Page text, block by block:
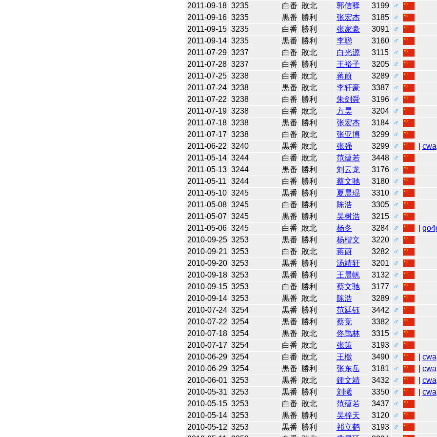
2011-09-18 3235 白番 敗北 郭信驿 3199
♂
2011-09-16 3235 黒番 勝利 张宏杰 3185
♂
2011-09-15 3235 白番 勝利 张家豪 3091
♂
2011-09-14 3235 黒番 勝利 李聪 3160
♂
2011-07-29 3237 白番 敗北 白光源 3115
♂
2011-07-28 3237 白番 勝利 王裕子 3205
♂
2011-07-25 3238 白番 敗北 蒋蔚 3289
♂
2011-07-24 3238 黒番 敗北 李轩豪 3387
♂
2011-07-22 3238 白番 勝利 朱剑舜 3196
♂
2011-07-19 3238 白番 敗北 方昊 3204
♂
2011-07-18 3238 黒番 勝利 张宏杰 3184
♂
2011-07-17 3238 白番 敗北 张亚博 3299
♂
2011-06-22 3240 黒番 敗北 张强 3299 ♂ cwa
2011-05-14 3244 白番 敗北 范蕴若 3448
♂
2011-05-13 3244 黒番 勝利 刘云龙 3176
♂
2011-05-11
3244 白番 勝利 蔡文驰 3180
♂
2011-05-10 3245 黒番 勝利 夏晨琨 3310
♂
2011-05-08 3245 白番 勝利 陈浩 3305
♂
2011-05-07 3245 黒番 勝利 吴树浩 3215
♂
2011-05-06 3245 白番 敗北 杨冬 3284 ♂
2010-09-25 3253 黒番 勝利 杨楷文 3220
♂
2010-09-21 3253 白番 敗北 蒋蔚 3282
♂
2010-09-20 3253 黒番 勝利 汤靖轩 3201
♂
2010-09-18 3253 黒番 勝利 王晨帆 3132
♂
2010-09-15 3253 白番 勝利 蔡文驰 3177
♂
2010-09-14 3253 黒番 敗北 陈浩 3289
♂
2010-07-24 3254 黒番 勝利 范廷钰 3442
♂
2010-07-22 3254 黒番 勝利 蔡竞 3382
♂
2010-07-18 3254 黒番 敗北 佟禹林 3315
♂
2010-07-17 3254 白番 敗北 张策 3193
♂
2010-06-29 3254 白番 敗北 王檄 3490 ♂ cwa
2010-06-29 3254 黒番 勝利 张东岳 3181 ♂ cwa
2010-06-01 3253 黒番 敗北 鍾文靖 3432 ♂ cwa
2010-05-31 3253 黒番 勝利 刘曦 3350 ♂ cwa
2010-05-15 3253 白番 敗北 范蕴若 3437
♂
2010-05-14 3253 黒番 勝利 吴梓天 3120
♂
2010-05-12 3253 黒番 勝利 祁立鹤 3193
♂